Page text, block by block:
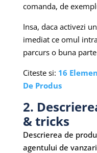
comanda, de
Insa, daca activezi
imediat ce omul
parcurs o buna
Citeste si: 16
De Produs
2.
& tricks
Descrierea de
agentului de